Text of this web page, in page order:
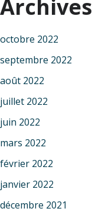
Archives
octobre 2022
septembre 2022
août 2022
juillet 2022
juin 2022
mars 2022
février 2022
janvier 2022
décembre 2021